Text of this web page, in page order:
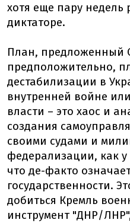
хотя еще пару недель
диктаторе.
План, предложенный
предположительно,
дестабилизации в
внутренней войне
власти – это хаос и
создания
своими судами и
федерализации, как
что де-факто
государственности.
добиться Кремль
инструмент "ДНР/